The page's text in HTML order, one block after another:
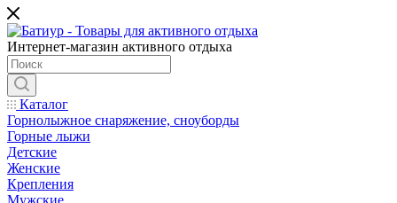
Интернет-магазин активного отдыха
Каталог
Горнолыжное снаряжение, сноуборды
Горные лыжи
Детские
Женские
Крепления
Мужские